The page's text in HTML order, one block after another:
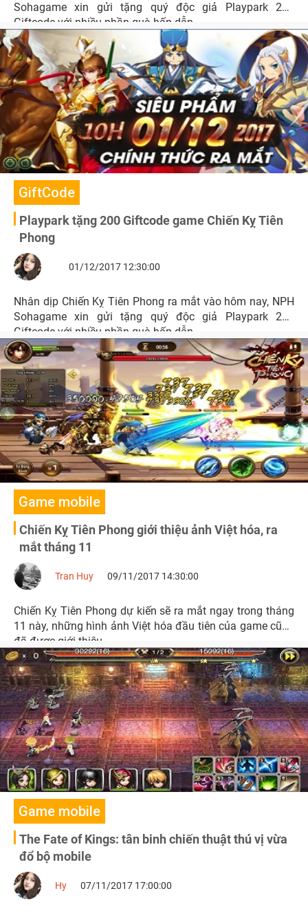
Sohagame xin gửi tặng quý độc giả Playpark 200
Giftcode với nhiều phần quà hấp dẫn.
GiftCode
Playpark tặng 200 Giftcode game Chiến Kỵ Tiên
Phong
01/12/2017 12:30:00
Nhân dịp Chiến Kỵ Tiên Phong ra mắt vào hôm nay, NPH
Sohagame xin gửi tặng quý độc giả Playpark 200
Giftcode với nhiều phần quà hấp dẫn.
Game mobile
Chiến Kỵ Tiên Phong giới thiệu ảnh Việt hóa, ra
mắt tháng 11
Tran Huy 09/11/2017 14:30:00
Chiến Kỵ Tiên Phong dự kiến sẽ ra mắt ngay trong tháng
11 này, những hình ảnh Việt hóa đầu tiên của game cũng
đã được giới thiệu.
Game mobile
The Fate of Kings: tân binh chiến thuật thú vị vừa
đổ bộ mobile
Hy 07/11/2017 17:00:00